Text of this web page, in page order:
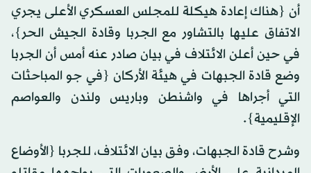
أن {هناك إعادة هيكلة للمجلس العسكري الأعلى يجري
الاتفاق عليها بالتشاور مع الجربا وقادة الجيش الحر}،
في حين أعلن الائتلاف في بيان صادر عنه أمس أن الجربا
وضع قادة الجبهات في هيئة الأركان {في جو المباحثات
التي أجراها في واشنطن وباريس ولندن والعواصم
الإقليمية}.
وشرح قادة الجبهات، وفق بيان الائتلاف، للجربا {الأوضاع